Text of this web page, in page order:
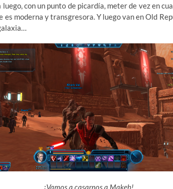
con un punto de picardía, meter de vez en
es moderna y transgresora. Y luego van en Old
¡Vamos a casarnos a Makeb!